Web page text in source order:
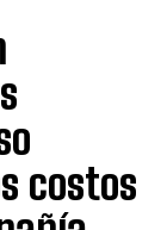
costos